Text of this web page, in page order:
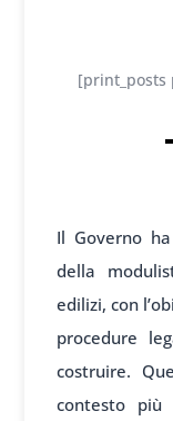
[print_posts
Il Governo
della
edilizi, con
procedure
costruire.
contesto